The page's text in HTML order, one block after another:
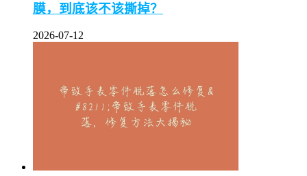
膜，到底该不该撕掉？
2026-07-12